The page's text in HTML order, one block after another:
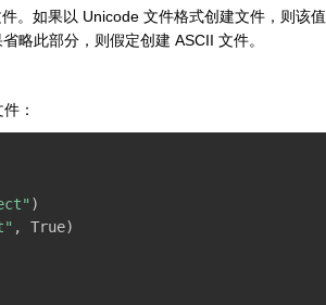
。如果以 Unicode 文件格式创建文件，则该值
省略此部分，则假定创建 ASCII 文件。
：
)
, True)